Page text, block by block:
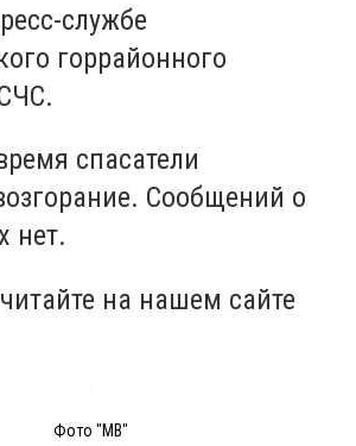
службе
горрайонного
спасатели
Сообщений о
нет.
на нашем сайте
Фото "МВ"